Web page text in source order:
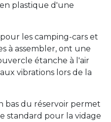
plastique d'une
les camping-cars et
à assembler, ont une
étanche à l'air
vibrations lors de la
bas du réservoir permet
standard pour la vidage